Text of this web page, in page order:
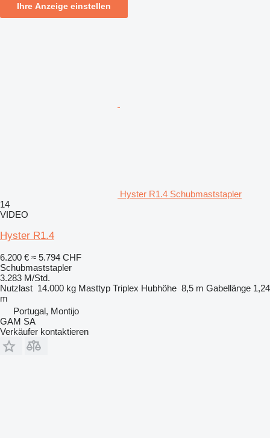
Ihre Anzeige einstellen
Hyster R1.4 Schubmaststapler
14
VIDEO
Hyster R1.4
6.200 € ≈ 5.794 CHF
Schubmaststapler
3.283 M/Std.
Nutzlast 14.000 kg Masttyp Triplex Hubhöhe 8,5 m Gabellänge 1,24
m
Portugal, Montijo
GAM SA
Verkäufer kontaktieren